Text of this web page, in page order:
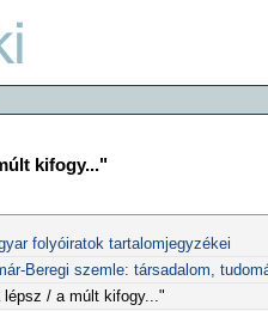
kifogy..."
folyóiratok tartalomjegyzékei
Beregi szemle: társadalom,
lépsz / a múlt kifogy..."